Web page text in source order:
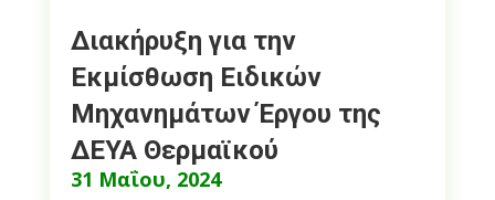
Διακήρυξη για την
Εκμίσθωση Ειδικών
Μηχανημάτων Έργου της
ΔΕΥΑ Θερμαϊκού
31 Μαΐου, 2024